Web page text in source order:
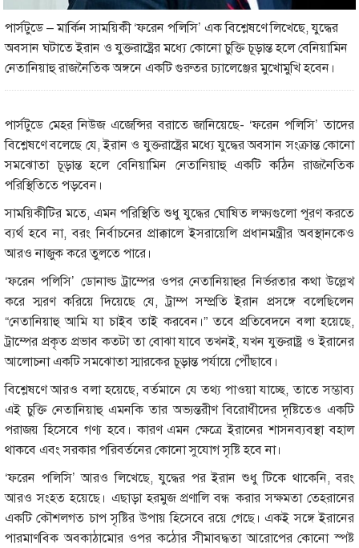
পার্সটুডে – মার্কিন সাময়িকী ‘ফরেন পলিসি’ এক বিশ্লেষণে লিখেছে, যুদ্ধের
অবসান ঘটাতে ইরান ও যুক্তরাষ্ট্রের মধ্যে কোনো চুক্তি চূড়ান্ত হলে বেনিয়ামিন
নেতানিয়াহু রাজনৈতিক অঙ্গনে একটি গুরুতর চ্যালেঞ্জের মুখোমুখি হবেন।
পার্সটুডে মেহর নিউজ এজেন্সির বরাতে জানিয়েছে- ‘ফরেন পলিসি’ তাদের
বিশ্লেষণে বলেছে যে, ইরান ও যুক্তরাষ্ট্রের মধ্যে যুদ্ধের অবসান সংক্রান্ত কোনো
সমঝোতা চূড়ান্ত হলে বেনিয়ামিন নেতানিয়াহু একটি কঠিন রাজনৈতিক
পরিস্থিতিতে পড়বেন।
সাময়িকীটির মতে, এমন পরিস্থিতি শুধু যুদ্ধের ঘোষিত লক্ষ্যগুলো পূরণ করতে
ব্যর্থ হবে না, বরং নির্বাচনের প্রাক্কালে ইসরায়েলি প্রধানমন্ত্রীর অবস্থানকেও
আরও নাজুক করে তুলতে পারে।
‘ফরেন পলিসি’ ডোনাল্ড ট্রাম্পের ওপর নেতানিয়াহুর নির্ভরতার কথা উল্লেখ
করে স্মরণ করিয়ে দিয়েছে যে, ট্রাম্প সম্প্রতি ইরান প্রসঙ্গে বলেছিলেন
“নেতানিয়াহু আমি যা চাইব তাই করবেন।” তবে প্রতিবেদনে বলা হয়েছে,
ট্রাম্পের প্রকৃত প্রভাব কতটা তা বোঝা যাবে তখনই, যখন যুক্তরাষ্ট্র ও ইরানের
আলোচনা একটি সমঝোতা স্মারকের চূড়ান্ত পর্যায়ে পৌঁছাবে।
বিশ্লেষণে আরও বলা হয়েছে, বর্তমানে যে তথ্য পাওয়া যাচ্ছে, তাতে সম্ভাব্য
এই চুক্তি নেতানিয়াহু এমনকি তার অভ্যন্তরীণ বিরোধীদের দৃষ্টিতেও একটি
পরাজয় হিসেবে গণ্য হবে। কারণ এমন ক্ষেত্রে ইরানের শাসনব্যবস্থা বহাল
থাকবে এবং সরকার পরিবর্তনের কোনো সুযোগ সৃষ্টি হবে না।
‘ফরেন পলিসি’ আরও লিখেছে, যুদ্ধের পর ইরান শুধু টিকে থাকেনি, বরং
আরও সংহত হয়েছে। এছাড়া হরমুজ প্রণালি বন্ধ করার সক্ষমতা তেহরানের
একটি কৌশলগত চাপ সৃষ্টির উপায় হিসেবে রয়ে গেছে। একই সঙ্গে ইরানের
পারমাণবিক অবকাঠামোর ওপর কঠোর সীমাবদ্ধতা আরোপের কোনো স্পষ্ট